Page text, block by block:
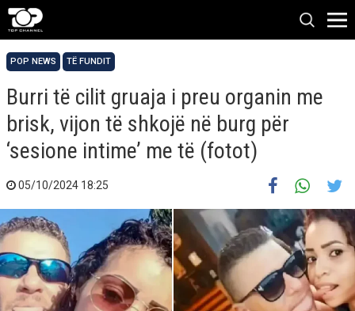
POP NEWS TË FUNDIT
Burri të cilit gruaja i preu organin me
brisk, vijon të shkojë në burg për
‘sesione intime’ me të (fotot)
05/10/2024 18:25